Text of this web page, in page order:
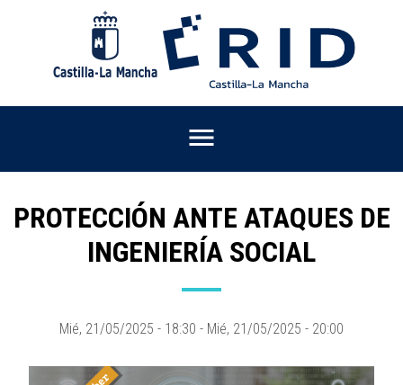
PROTECCIÓN ANTE ATAQUES DE
INGENIERÍA SOCIAL
Mié, 21/05/2025 - 18:30 - Mié, 21/05/2025 - 20:00